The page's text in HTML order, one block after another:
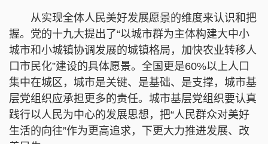
从实现全体人民美好发展愿景的维度来认识和把
握。党的十九大提出了“以城市群为主体构建大中小
城市和小城镇协调发展的城镇格局，加快农业转移人
口市民化”建设的具体愿景。全国更是60%以上人口
集中在城区，城市是关键、是基础、是支撑，城市基
层党组织应承担更多的责任。城市基层党组织要认真
践行以人民为中心的发展思想，把“人民群众对美好
生活的向往”作为更高追求，下更大力推进发展、改